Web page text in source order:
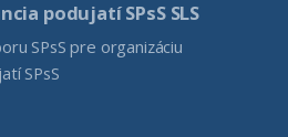
podujatí SPsS SLS
SPsS pre organizáciu
SPsS